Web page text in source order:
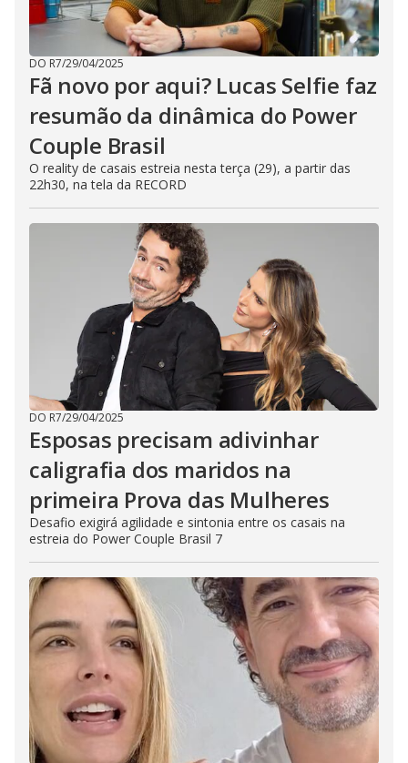
DO R7/29/04/2025
Fã novo por aqui? Lucas Selfie faz
resumão da dinâmica do Power
Couple Brasil
O reality de casais estreia nesta terça (29), a partir das
22h30, na tela da RECORD
DO R7/29/04/2025
Esposas precisam adivinhar
caligrafia dos maridos na
primeira Prova das Mulheres
Desafio exigirá agilidade e sintonia entre os casais na
estreia do Power Couple Brasil 7